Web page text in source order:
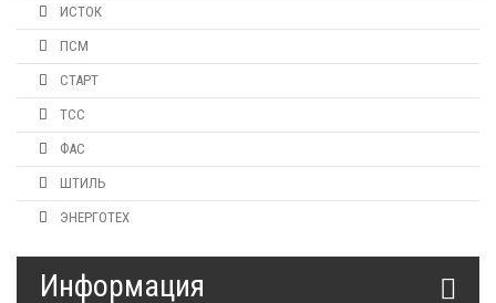
ИСТОК
ПСМ
СТАРТ
ТСС
ФАС
ШТИЛЬ
ЭНЕРГОТЕХ
Информация